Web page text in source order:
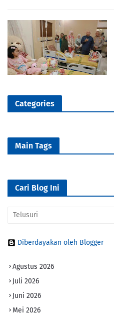
Categories
Main Tags
Cari Blog Ini
Diberdayakan oleh Blogger
Agustus 2026
Juli 2026
Juni 2026
Mei 2026